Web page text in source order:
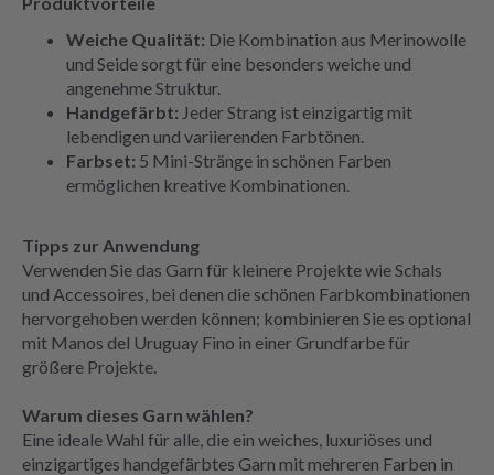
Weiche Qualität: Die Kombination aus Merinowolle
und Seide sorgt für eine besonders weiche und
angenehme Struktur.
Handgefärbt: Jeder Strang ist einzigartig mit
lebendigen und variierenden Farbtönen.
Farbset: 5 Mini-Stränge in schönen Farben
ermöglichen kreative Kombinationen.
Tipps zur Anwendung
Verwenden Sie das Garn für kleinere Projekte wie Schals
und Accessoires, bei denen die schönen Farbkombinationen
hervorgehoben werden können; kombinieren Sie es optional
mit Manos del Uruguay Fino in einer Grundfarbe für
größere Projekte.
Warum dieses Garn wählen?
Eine ideale Wahl für alle, die ein weiches, luxuriöses und
einzigartiges handgefärbtes Garn mit mehreren Farben in